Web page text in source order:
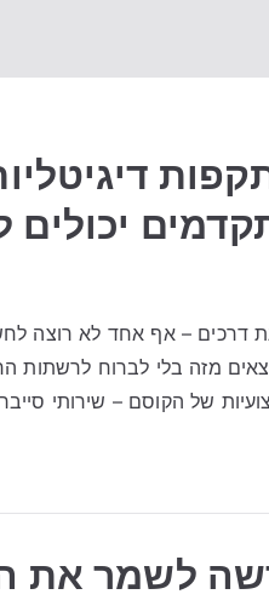
יכולים
דרכים – אף אחד לא רוצה
מזה בלי לברוח לרשתות
של הקוסם – שירותי
לשמר את